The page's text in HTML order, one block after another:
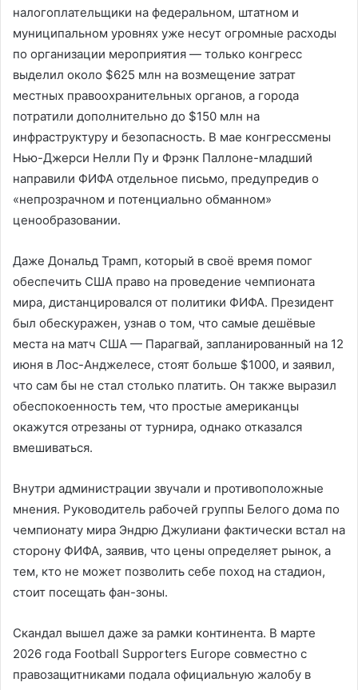
налогоплательщики на федеральном, штатном и
муниципальном уровнях уже несут огромные расходы
по организации мероприятия — только конгресс
выделил около $625 млн на возмещение затрат
местных правоохранительных органов, а города
потратили дополнительно до $150 млн на
инфраструктуру и безопасность. В мае конгрессмены
Нью-Джерси Нелли Пу и Фрэнк Паллоне-младший
направили ФИФА отдельное письмо, предупредив о
«непрозрачном и потенциально обманном»
ценообразовании.
Даже Дональд Трамп, который в своё время помог
обеспечить США право на проведение чемпионата
мира, дистанцировался от политики ФИФА. Президент
был обескуражен, узнав о том, что самые дешёвые
места на матч США — Парагвай, запланированный на 12
июня в Лос-Анджелесе, стоят больше $1000, и заявил,
что сам бы не стал столько платить. Он также выразил
обеспокоенность тем, что простые американцы
окажутся отрезаны от турнира, однако отказался
вмешиваться.
Внутри администрации звучали и противоположные
мнения. Руководитель рабочей группы Белого дома по
чемпионату мира Эндрю Джулиани фактически встал на
сторону ФИФА, заявив, что цены определяет рынок, а
тем, кто не может позволить себе поход на стадион,
стоит посещать фан-зоны.
Скандал вышел даже за рамки континента. В марте
2026 года Football Supporters Europe совместно с
правозащитниками подала официальную жалобу в